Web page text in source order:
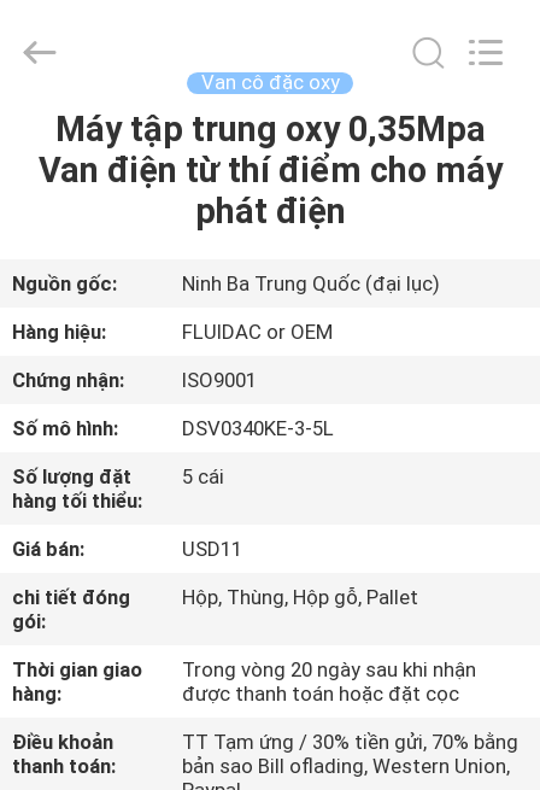
TRANG
CHỦ
SẢN
PHẨM
VỀ
CHÚNG
TÔI
THAM
QUAN
NHÀ
MÁY
FLUID
AUTOMATIC
Van cô đặc oxy
Máy tập trung oxy 0,35Mpa
Van điện từ thí điểm cho máy
phát điện
Nguồn gốc:
Ninh Ba Trung Quốc (đại lục)
Hàng hiệu:
FLUIDAC or OEM
Chứng nhận:
ISO9001
Số mô hình:
DSV0340KE-3-5L
Số lượng đặt
hàng tối thiểu:
5 cái
Giá bán:
USD11
chi tiết đóng
gói:
Hộp, Thùng, Hộp gỗ, Pallet
Thời gian giao
hàng:
Trong vòng 20 ngày sau khi nhận
được thanh toán hoặc đặt cọc
Điều khoản
thanh toán:
TT Tạm ứng / 30% tiền gửi, 70% bằng
bản sao Bill oflading, Western Union,